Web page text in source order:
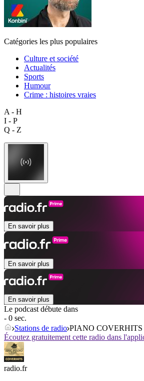
Catégories les plus populaires
Culture et société
Actualités
Sports
Humour
Crime : histoires vraies
A - H
I - P
Q - Z
En savoir plus
En savoir plus
En savoir plus
Le podcast débute dans
- 0 sec.
Stations de radio PIANO COVERHITS
Écoutez gratuitement cette radio dans
radio.fr